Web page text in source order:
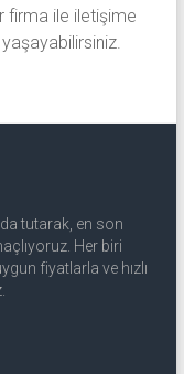
firma ile iletişime
tutarak, en son
Her biri
fiyatlarla ve hızlı